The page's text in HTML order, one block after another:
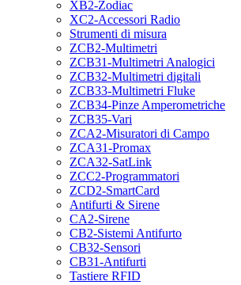
XB2-Zodiac
XC2-Accessori Radio
Strumenti di misura
ZCB2-Multimetri
ZCB31-Multimetri Analogici
ZCB32-Multimetri digitali
ZCB33-Multimetri Fluke
ZCB34-Pinze Amperometriche
ZCB35-Vari
ZCA2-Misuratori di Campo
ZCA31-Promax
ZCA32-SatLink
ZCC2-Programmatori
ZCD2-SmartCard
Antifurti & Sirene
CA2-Sirene
CB2-Sistemi Antifurto
CB32-Sensori
CB31-Antifurti
Tastiere RFID